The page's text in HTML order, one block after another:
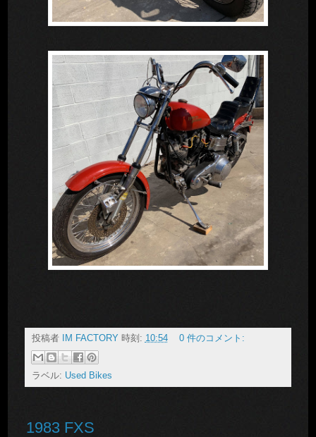
投稿者 IM FACTORY 時刻: 10:54 0 件のコメント:
ラベル: Used Bikes
1983 FXS